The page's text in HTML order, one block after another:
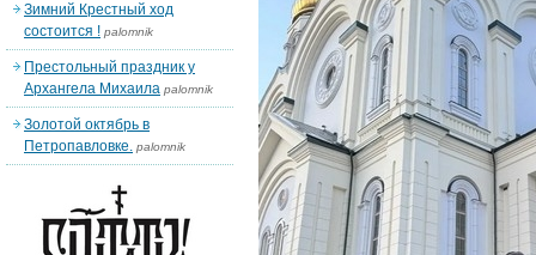
Зимний Крестный ход
состоится ! palomnik
Престольный праздник у
Архангела Михаила palomnik
Золотой октябрь в
Петропавловке. palomnik